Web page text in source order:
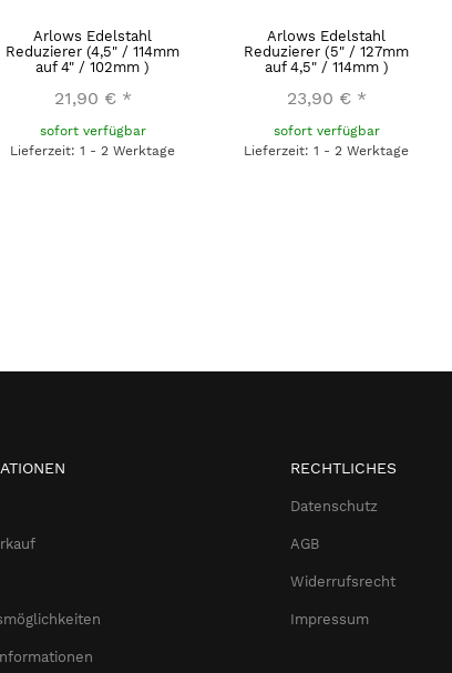
Arlows Edelstahl
Reduzierer (4,5" / 114mm
auf 4" / 102mm )
21,90 € *
sofort verfügbar
Lieferzeit: 1 - 2 Werktage
Arlows Edelstahl
Reduzierer (5" / 127mm
auf 4,5" / 114mm )
23,90 € *
sofort verfügbar
Lieferzeit: 1 - 2 Werktage
RECHTLICHES
Datenschutz
AGB
Widerrufsrecht
Impressum